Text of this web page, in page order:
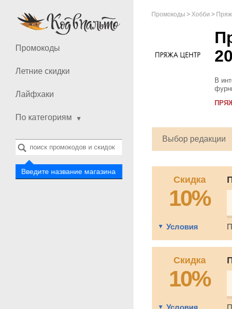
Промокоды
Летние скидки
Лайфхаки
По категориям
Введите название магазина
Промокоды Хобби
В
Выбор редакции
Скидка
10%
Условия
Скидка
10%
Условия